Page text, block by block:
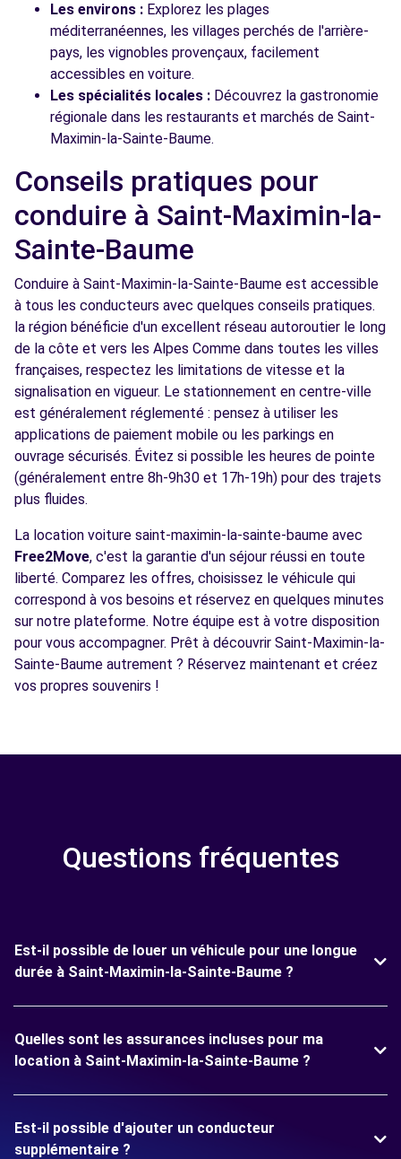
Les environs : Explorez les plages
méditerranéennes, les villages perchés de l'arrière-
pays, les vignobles provençaux, facilement
accessibles en voiture.
Les spécialités locales : Découvrez la gastronomie
régionale dans les restaurants et marchés de Saint-
Maximin-la-Sainte-Baume.
Conseils pratiques pour
conduire à Saint-Maximin-la-
Sainte-Baume
Conduire à Saint-Maximin-la-Sainte-Baume est accessible
à tous les conducteurs avec quelques conseils pratiques.
la région bénéficie d'un excellent réseau autoroutier le long
de la côte et vers les Alpes Comme dans toutes les villes
françaises, respectez les limitations de vitesse et la
signalisation en vigueur. Le stationnement en centre-ville
est généralement réglementé : pensez à utiliser les
applications de paiement mobile ou les parkings en
ouvrage sécurisés. Évitez si possible les heures de pointe
(généralement entre 8h-9h30 et 17h-19h) pour des trajets
plus fluides.
La location voiture saint-maximin-la-sainte-baume avec
Free2Move, c'est la garantie d'un séjour réussi en toute
liberté. Comparez les offres, choisissez le véhicule qui
correspond à vos besoins et réservez en quelques minutes
sur notre plateforme. Notre équipe est à votre disposition
pour vous accompagner. Prêt à découvrir Saint-Maximin-la-
Sainte-Baume autrement ? Réservez maintenant et créez
vos propres souvenirs !
Questions fréquentes
Est-il possible de louer un véhicule pour une longue
durée à Saint-Maximin-la-Sainte-Baume ?
Quelles sont les assurances incluses pour ma
location à Saint-Maximin-la-Sainte-Baume ?
Est-il possible d'ajouter un conducteur
supplémentaire ?